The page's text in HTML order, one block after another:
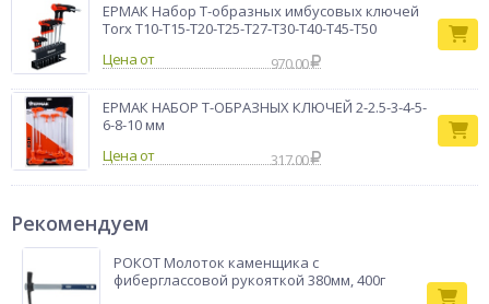
ЕРМАК Набор Т-образных имбусовых ключей
Torx T10-T15-T20-T25-T27-T30-T40-T45-T50
Цена от
970.00
ЕРМАК НАБОР Т-ОБРАЗНЫХ КЛЮЧЕЙ 2-2.5-3-4-5-
6-8-10 мм
Цена от
317.00
Рекомендуем
РОКОТ Молоток каменщика с
фиберглассовой рукояткой 380мм, 400г